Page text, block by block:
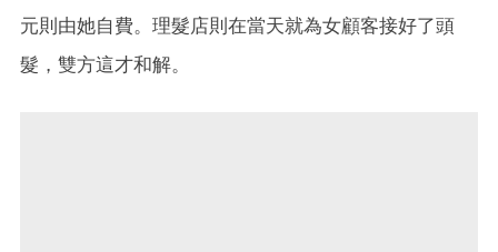
元則由她自費。理髮店則在當天就為女顧客接好了頭
髮，雙方這才和解。